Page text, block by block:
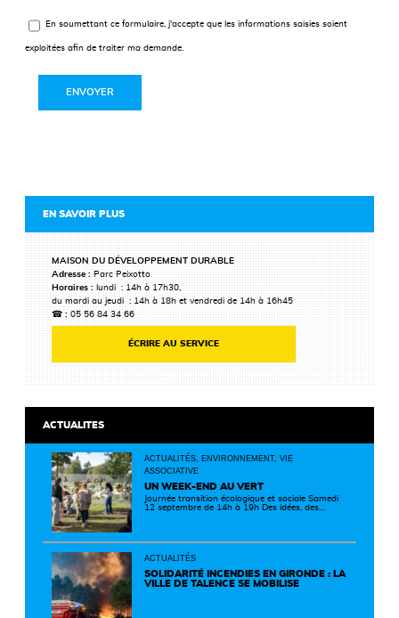
En soumettant ce formulaire, j'accepte que les informations saisies soient
exploitées afin de traiter ma demande.
EN SAVOIR PLUS
MAISON DU DÉVELOPPEMENT DURABLE
Adresse :Parc Peixotto
Horaires : lundi : 14h à 17h30,
du mardi au jeudi : 14h à 18h et vendredi de 14h à 16h45
☎ :05 56 84 34 66
ÉCRIRE AU SERVICE
ACTUALITES
ACTUALITÉS, ENVIRONNEMENT, VIE
ASSOCIATIVE
UN WEEK-END AU VERT
Journée transition écologique et sociale Samedi
12 septembre de 14h à 19h Des idées, des
un territoire plus durable et solidaire.
ACTUALITÉS
SOLIDARITÉ INCENDIES EN GIRONDE : LA
VILLE DE TALENCE SE MOBILISE